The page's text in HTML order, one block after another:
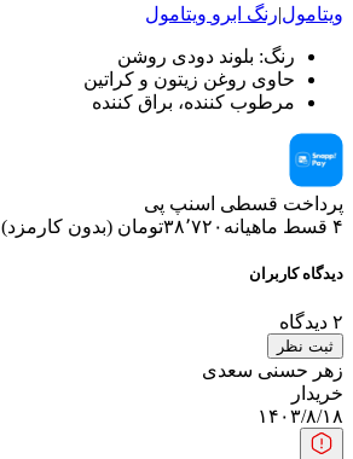
ویتامول|رنگ ابرو ویتامول
رنگ: بلوند دودی روشن
حاوی روغن زیتون و کراتین
مرطوب کننده، براق کننده
پرداخت قسطی اسنپ پی
۴ قسط ماهیانه
۳۸٬۷۲۰تومان (بدون کارمزد)
دیدگاه کاربران
۲ دیدگاه
ثبت نظر
زهر حسنی سعدی
خریدار
۱۴۰۳/۸/۱۸